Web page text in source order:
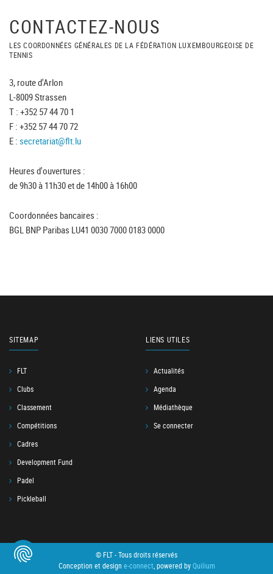
CONTACTEZ-NOUS
LES COORDONNÉES GÉNÉRALES DE LA FÉDÉRATION LUXEMBOURGEOISE DE
TENNIS
3, route d'Arlon
L-8009 Strassen
T : +352 57 44 70 1
F : +352 57 44 70 72
E : secretariat@flt.lu
Heures d'ouvertures :
de 9h30 à 11h30 et de 14h00 à 16h00
Coordonnées bancaires :
BGL BNP Paribas LU41 0030 7000 0183 0000
SITEMAP
FLT
Clubs
Classement
Compétitions
Cadres
Development Fund
Padel
Pickleball
LIENS UTILES
Actualités
Agenda
Médiathèque
Se connecter
© FLT - Tous droits réservés
Conception et design e-connect, powered byQuilium